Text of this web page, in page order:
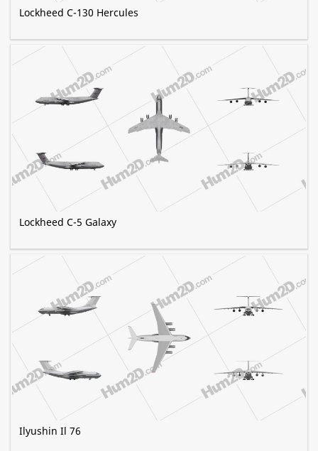
Lockheed C-130 Hercules
Lockheed C-5 Galaxy
Ilyushin Il 76